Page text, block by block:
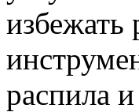
избежать
распила